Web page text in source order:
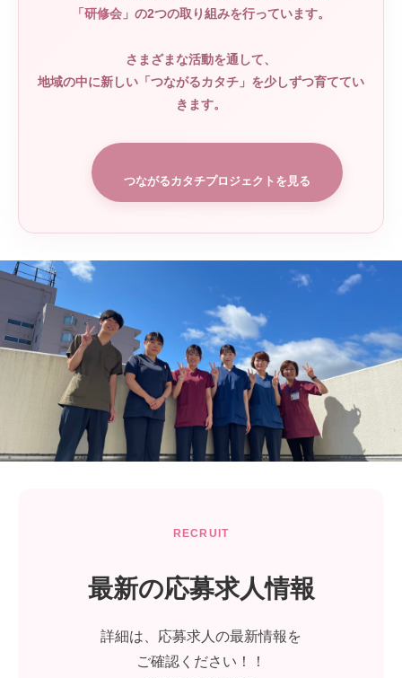
「研修会」 の2つの取り組みを行っています。
さまざまな活動を通して、
地域の中に新しい「つながるカタチ」を少しずつ育ててい
きます。
つながるカタチプロジェクトを見る
RECRUIT
最新の応募求人情報
詳細は、応募求人の最新情報を
ご確認ください！！